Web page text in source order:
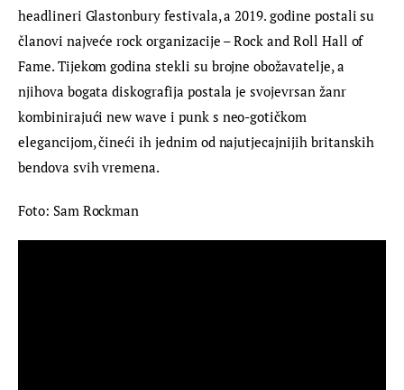
headlineri Glastonbury festivala, a 2019. godine postali su
članovi najveće rock organizacije – Rock and Roll Hall of
Fame. Tijekom godina stekli su brojne obožavatelje, a
njihova bogata diskografija postala je svojevrsan žanr
kombinirajući new wave i punk s neo-gotičkom
elegancijom, čineći ih jednim od najutjecajnijih britanskih
bendova svih vremena.
Foto: Sam Rockman